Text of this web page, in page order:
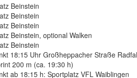
Beinstein
Beinstein
Beinstein
Beinstein, optional Walken
Beinstein
18:15 Uhr Großheppacher Straße
200 m (ca. 19:30 h)
ab 18:15 h: Sportplatz VFL Waiblingen